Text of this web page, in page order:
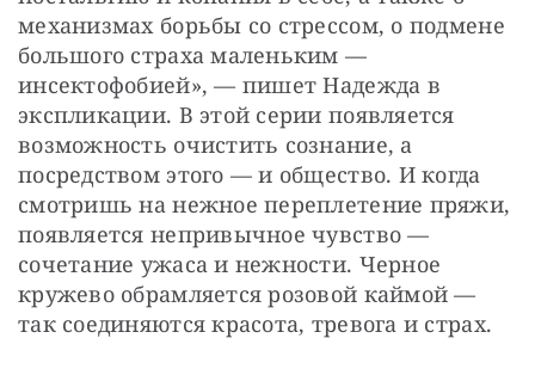
механизмах борьбы со стрессом, о подмене
большого страха маленьким —
инсектофобией», — пишет Надежда в
экспликации. В этой серии появляется
возможность очистить сознание, а
посредством этого — и общество. И когда
смотришь на нежное переплетение пряжи,
появляется непривычное чувство —
сочетание ужаса и нежности. Черное
кружево обрамляется розовой каймой —
так соединяются красота, тревога и страх.